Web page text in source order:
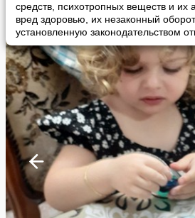
средств, психотропных веществ и их
вред здоровью, их незаконный
установленную законодательством